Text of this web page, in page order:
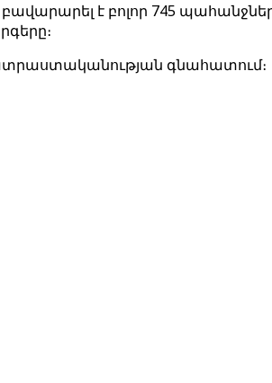
է բոլոր 745
գնահատում։